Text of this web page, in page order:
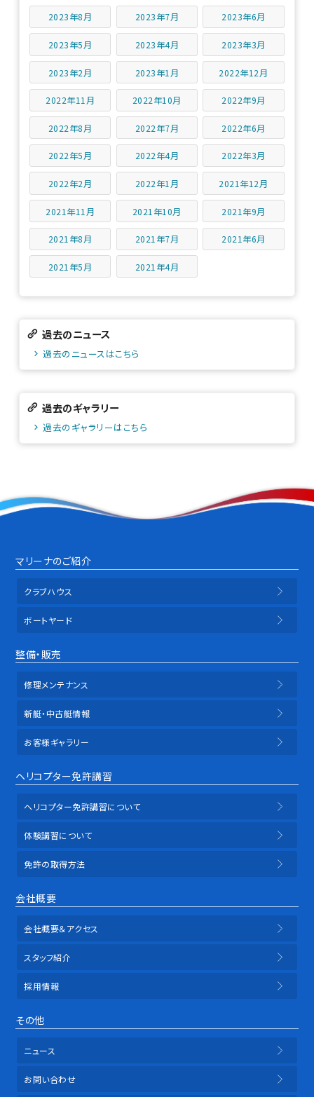
2023年8月 2023年7月 2023年6月
2023年5月 2023年4月 2023年3月
2023年2月 2023年1月 2022年12月
2022年11月 2022年10月 2022年9月
2022年8月 2022年7月 2022年6月
2022年5月 2022年4月 2022年3月
2022年2月 2022年1月 2021年12月
2021年11月 2021年10月 2021年9月
2021年8月 2021年7月 2021年6月
2021年5月 2021年4月
過去のニュース
過去のニュースはこちら
過去のギャラリー
過去のギャラリーはこちら
マリーナのご紹介
クラブハウス
ボートヤード
整備・販売
修理メンテナンス
新艇・中古艇情報
お客様ギャラリー
ヘリコプター免許講習
ヘリコプター免許講習について
体験講習について
免許の取得方法
会社概要
会社概要＆アクセス
スタッフ紹介
採用情報
その他
ニュース
お問い合わせ